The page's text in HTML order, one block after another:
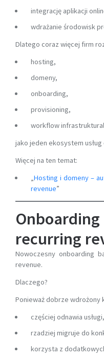
integrację aplikacji
wdrażanie środowisk
Dlatego coraz więcej firm
hosting,
domeny,
onboarding,
provisioning,
workflow
jako jeden ekosystem usług
Więcej na ten temat:
„Hosting i domeny –
revenue”
recurring
Nowoczesny onboarding
revenue.
Dlaczego?
Ponieważ dobrze wdrożony
częściej odnawia usługi,
rzadziej migruje do
korzysta z